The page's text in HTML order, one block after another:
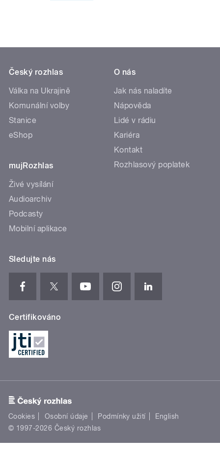
Český rozhlas
Válka na Ukrajině
Komunální volby
Stanice
eShop
mujRozhlas
Živé vysílání
Audioarchiv
Podcasty
Mobilní aplikace
O nás
Jak nás naladíte
Nápověda
Lidé v rádiu
Kariéra
Kontakt
Rozhlasový poplatek
Sledujte nás
Certifikováno
Cookies Osobní údaje Podmínky užití
English
© 1997-2026 Český rozhlas